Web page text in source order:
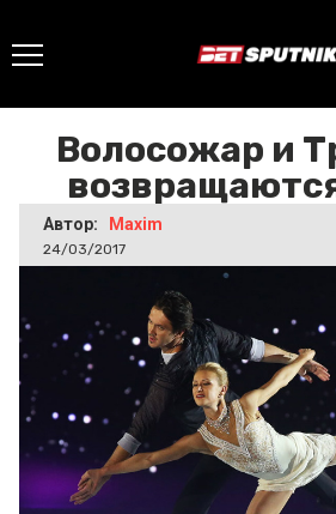
Волосожар и
Автор: Maxim
24/03/2017